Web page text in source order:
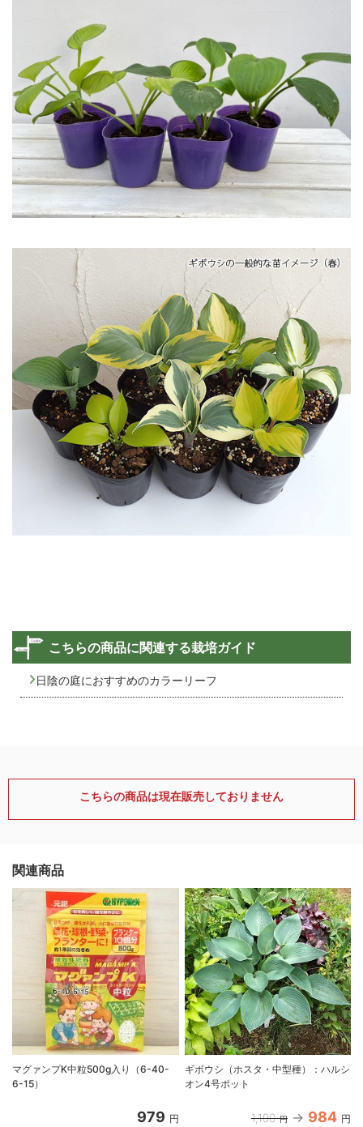
こちらの商品に関連する栽培ガイド
日陰の庭におすすめのカラーリーフ
こちらの商品は現在販売しておりません
関連商品
マグァンプK中粒500g入り（6-40-
6-15）
979 円
ギボウシ（ホスタ・中型種）：ハルシ
オン4号ポット
1,100 円 984 円